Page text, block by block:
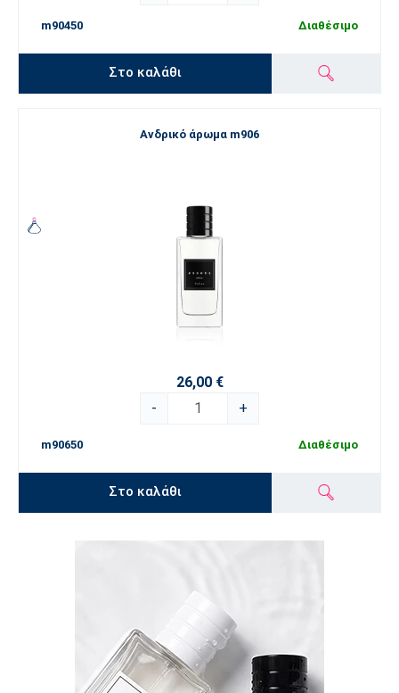
m90450 Διαθέσιμο
Στο καλάθι
Ανδρικό άρωμα m906
26,00 €
-
+
m90650 Διαθέσιμο
Στο καλάθι